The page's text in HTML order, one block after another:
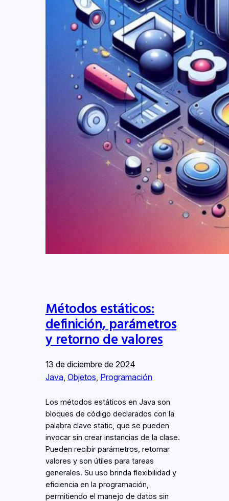
Métodos estáticos:
definición, parámetros
y retorno de valores
13 de diciembre de 2024
Java, Objetos Programación
Los métodos estáticos en Java son
bloques de código declarados con la
palabra clave static, que se pueden
invocar sin crear instancias de la clase.
Pueden recibir parámetros, retornar
valores y son útiles para tareas
generales. Su uso brinda flexibilidad y
eficiencia en la programación,
permitiendo el manejo de datos sin